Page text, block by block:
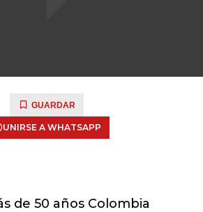
GUARDAR
UNIRSE A WHATSAPP
de 50 años Colombia